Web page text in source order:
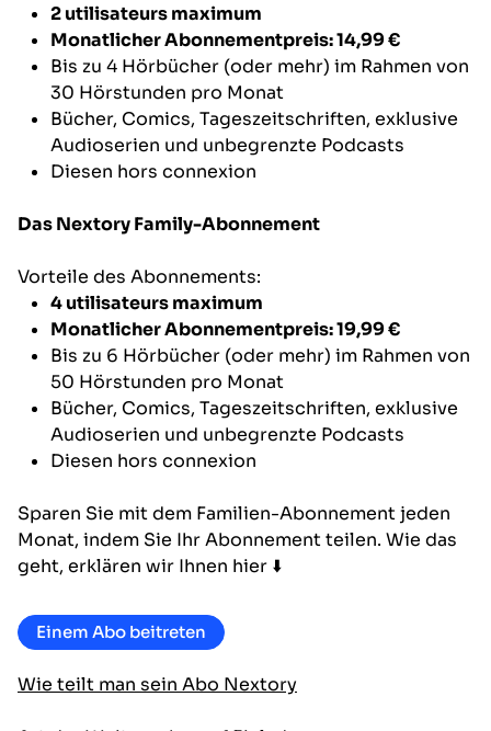
2 utilisateurs maximum
Monatlicher Abonnementpreis: 14,99 €
Bis zu 4 Hörbücher (oder mehr) im Rahmen von
30 Hörstunden pro Monat
Bücher, Comics, Tageszeitschriften, exklusive
Audioserien und unbegrenzte Podcasts
Diesen hors connexion
Das Nextory Family-Abonnement
Vorteile des Abonnements:
4 utilisateurs maximum
Monatlicher Abonnementpreis: 19,99 €
Bis zu 6 Hörbücher (oder mehr) im Rahmen von
50 Hörstunden pro Monat
Bücher, Comics, Tageszeitschriften, exklusive
Audioserien und unbegrenzte Podcasts
Diesen hors connexion
Sparen Sie mit dem Familien-Abonnement jeden
Monat, indem Sie Ihr Abonnement teilen. Wie das
geht, erklären wir Ihnen hier ⬇️
Einem Abo beitreten
Wie teilt man sein Abo Nextory